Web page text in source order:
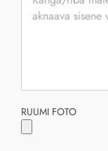
RUUMI FOTO